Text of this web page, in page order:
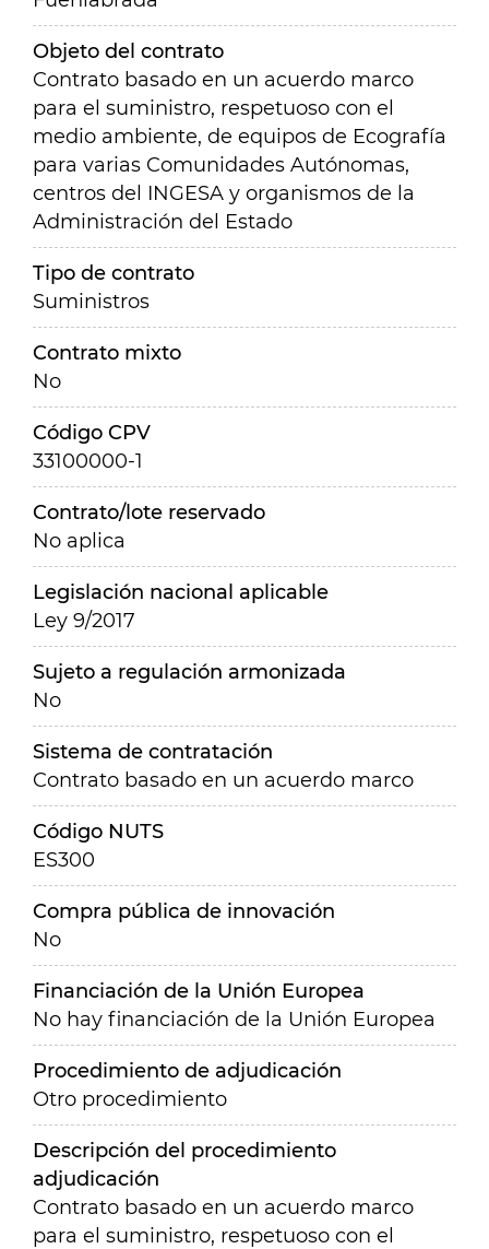
Objeto del contrato
Contrato basado en un acuerdo marco
para el suministro, respetuoso con el
medio ambiente, de equipos de Ecografía
para varias Comunidades Autónomas,
centros del INGESA y organismos de la
Administración del Estado
Tipo de contrato
Suministros
Contrato mixto
No
Código CPV
33100000-1
Contrato/lote reservado
No aplica
Legislación nacional aplicable
Ley 9/2017
Sujeto a regulación armonizada
No
Sistema de contratación
Contrato basado en un acuerdo marco
Código NUTS
ES300
Compra pública de innovación
No
Financiación de la Unión Europea
No hay financiación de la Unión Europea
Procedimiento de adjudicación
Otro procedimiento
Descripción del procedimiento
adjudicación
Contrato basado en un acuerdo marco
para el suministro, respetuoso con el